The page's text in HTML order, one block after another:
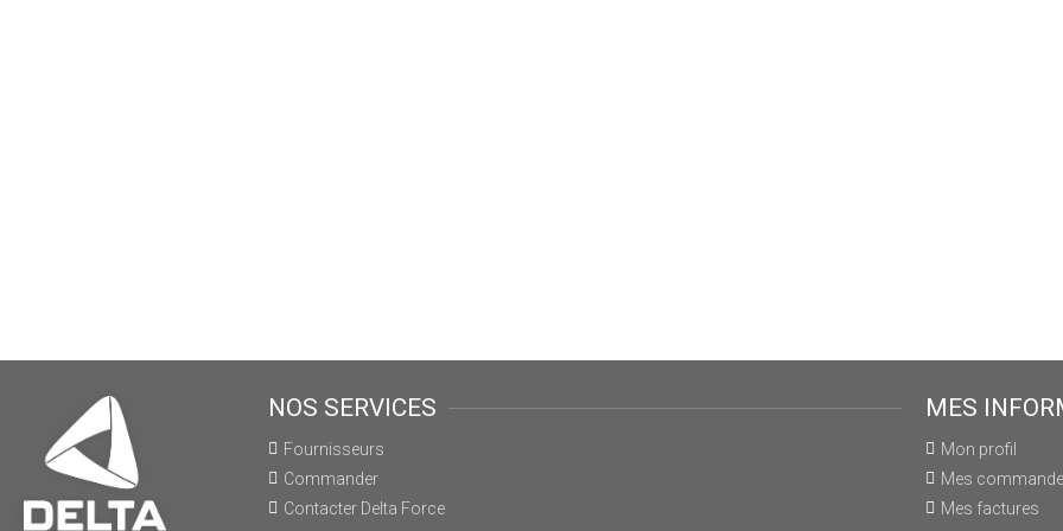
NOS SERVICES
Fournisseurs
Commander
Contacter Delta Force
MES
Mon profil
Mes
Mes factures